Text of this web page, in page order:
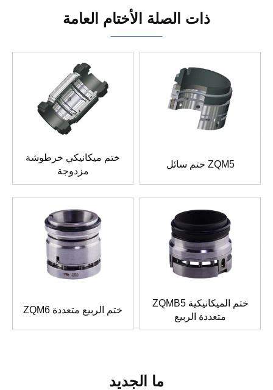
ذات الصلة الأختام العامة
ختم ميكانيكي خرطوشة
مزدوجة
ختم سائل ZQM5
ZQM6 ختم الربيع متعددة
ZQMB5 ختم الميكانيكية
متعددة الربيع
ما الجديد